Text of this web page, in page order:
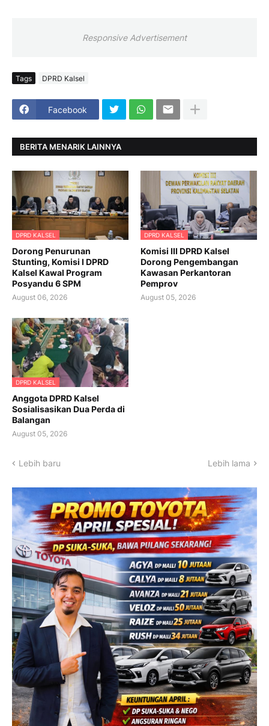
Responsive Advertisement
Tags DPRD Kalsel
Facebook
BERITA MENARIK LAINNYA
DPRD KALSEL
Dorong Penurunan
Stunting, Komisi I DPRD
Kalsel Kawal Program
Posyandu 6 SPM
August 06, 2026
DPRD KALSEL
Komisi III DPRD Kalsel
Dorong Pengembangan
Kawasan Perkantoran
Pemprov
August 05, 2026
DPRD KALSEL
Anggota DPRD Kalsel
Sosialisasikan Dua Perda di
Balangan
August 05, 2026
Lebih baru Lebih lama